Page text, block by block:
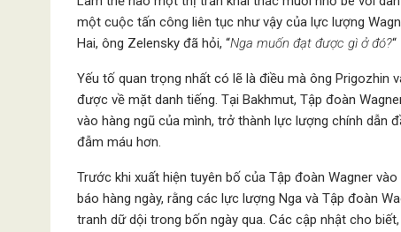
một cuộc tấn công liên tục như vậy của lực lượng
Hai, ông Zelensky đã hỏi, “Nga muốn đạt được gì ở đó?“
Yếu tố quan trọng nhất có lẽ là điều mà ông Prigozhin
được về mặt danh tiếng. Tại Bakhmut, Tập đoàn
vào hàng ngũ của mình, trở thành lực lượng chính dẫn
đẫm máu hơn.
Trước khi xuất hiện tuyên bố của Tập đoàn Wagner
báo hàng ngày, rằng các lực lượng Nga và Tập đoàn
tranh dữ dội trong bốn ngày qua. Các cập nhật cho